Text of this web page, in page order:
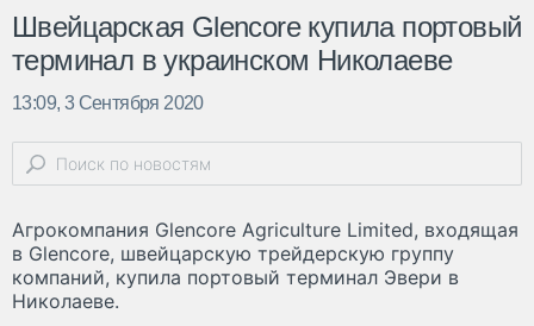
Швейцарская Glencore купила портовый
терминал в украинском Николаеве
13:09, 3 Сентября 2020
Агрокомпания Glencore Agriculture Limited, входящая
в Glencore, швейцарскую трейдерскую группу
компаний, купила портовый терминал Эвери в
Николаеве.